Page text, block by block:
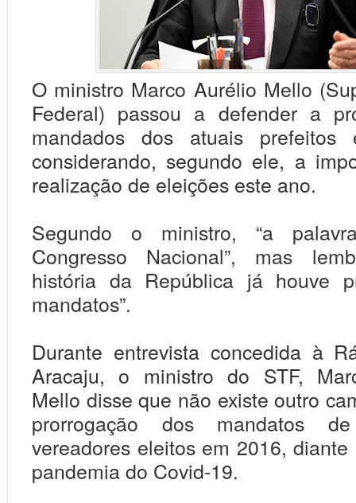
O ministro Marco Aurélio Mello
Federal) passou a defender a
mandados dos atuais prefeitos
considerando, segundo ele, a
realização de eleições este ano.
Segundo o ministro, “a
Congresso Nacional”, mas
história da República já houve
mandatos”.
Durante entrevista concedida à
Aracaju, o ministro do STF,
Mello disse que não existe outro
prorrogação dos mandatos
vereadores eleitos em 2016,
pandemia do Covid-19.